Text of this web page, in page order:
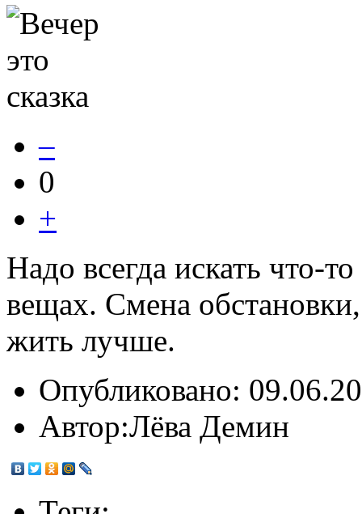
–
0
+
Надо всегда искать что-
вещах. Смена
жить лучше.
Опубликовано:
Автор:Лёва Демин